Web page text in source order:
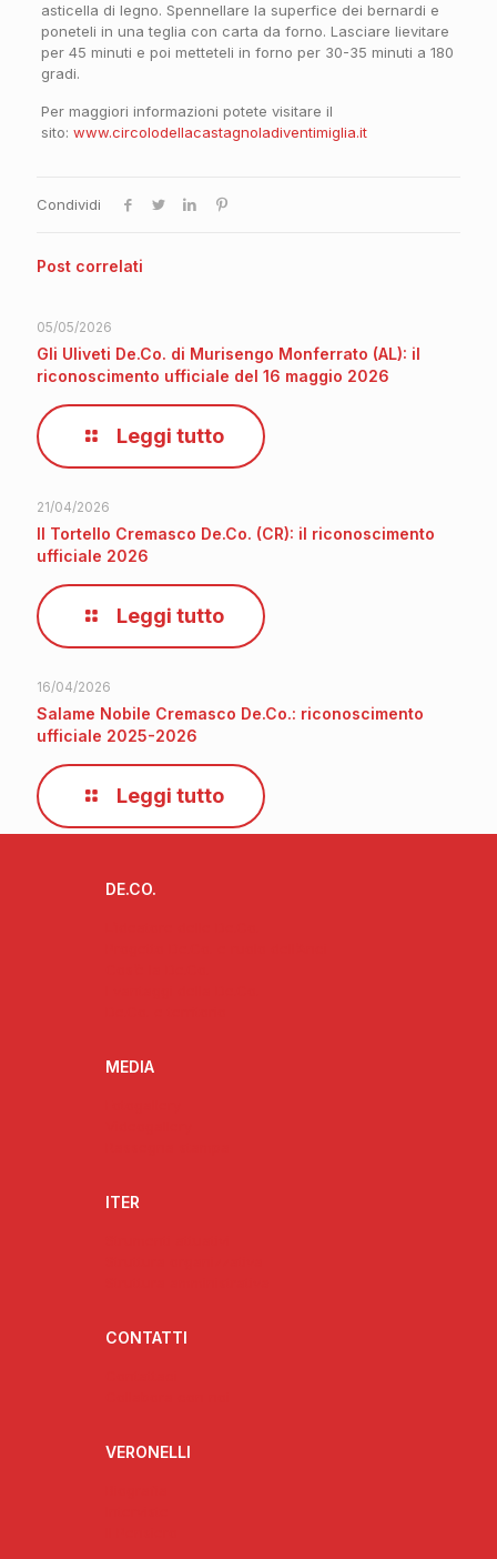
asticella di legno. Spennellare la superfice dei bernardi e
poneteli in una teglia con carta da forno. Lasciare lievitare
per 45 minuti e poi metteteli in forno per 30-35 minuti a 180
gradi.
Per maggiori informazioni potete visitare il
sito: www.circolodellacastagnoladiventimiglia.it
Condividi
Post correlati
05/05/2026
Gli Uliveti De.Co. di Murisengo Monferrato (AL): il
riconoscimento ufficiale del 16 maggio 2026
Leggi tutto
21/04/2026
Il Tortello Cremasco De.Co. (CR): il riconoscimento
ufficiale 2026
Leggi tutto
16/04/2026
Salame Nobile Cremasco De.Co.: riconoscimento
ufficiale 2025-2026
Leggi tutto
DE.CO.
MEDIA
ITER
CONTATTI
VERONELLI